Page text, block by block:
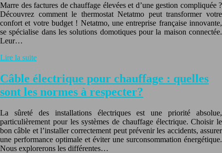
Marre des factures de chauffage élevées et d’une gestion compliquée ?
Découvrez comment le thermostat Netatmo peut transformer votre
confort et votre budget ! Netatmo, une entreprise française innovante,
se spécialise dans les solutions domotiques pour la maison connectée.
Leur…
Lire la suite
Câble électrique pour chauffage : quelles
sont les normes à respecter?
La sûreté des installations électriques est une priorité absolue,
particulièrement pour les systèmes de chauffage électrique. Choisir le
bon câble et l’installer correctement peut prévenir les accidents, assurer
une performance optimale et éviter une surconsommation énergétique.
Nous explorerons les différentes…